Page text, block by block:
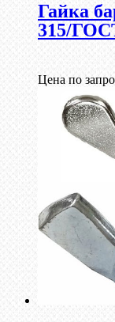
Гайка
315/
Цена по